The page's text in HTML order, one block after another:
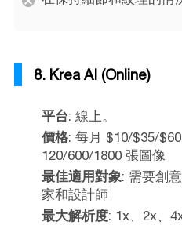
8. Krea AI (Online)
平台: 線上。
價格: 每月 $10/$35/
120/600/1800 張圖像
最佳適用對象: 需要創
家和設計師
最大解析度: 1x、2x、